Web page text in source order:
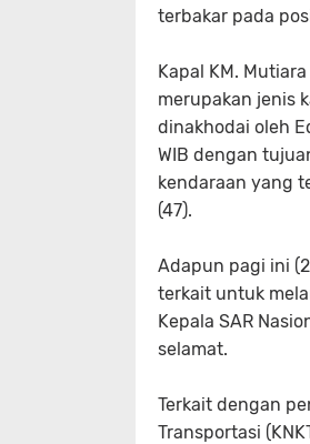
terbakar pada
Kapal KM.
merupakan jenis
dinakhodai oleh
WIB dengan
kendaraan yang
(47).
Adapun pagi ini
terkait untuk
Kepala SAR
selamat.
Terkait dengan
Transportasi